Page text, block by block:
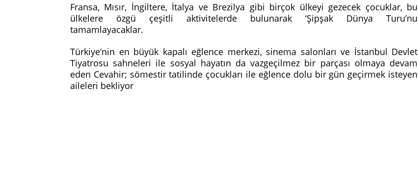
Fransa, Mısır, İngiltere, İtalya ve Brezilya gibi birçok ülkeyi gezecek çocuklar, bu
ülkelere özgü çeşitli aktivitelerde bulunarak ‘Şipşak Dünya Turu’nu
tamamlayacaklar.
Türkiye’nin en büyük kapalı eğlence merkezi, sinema salonları ve İstanbul Devlet
Tiyatrosu sahneleri ile sosyal hayatın da vazgeçilmez bir parçası olmaya devam
eden Cevahir; sömestir tatilinde çocukları ile eğlence dolu bir gün geçirmek isteyen
aileleri bekliyor